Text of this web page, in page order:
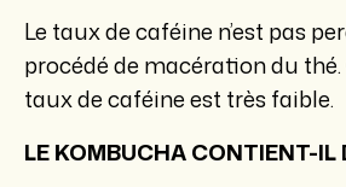
Le taux de caféine n’est pas
procédé de macération du
taux de caféine est très faible.
LE KOMBUCHA CONTIENT-IL